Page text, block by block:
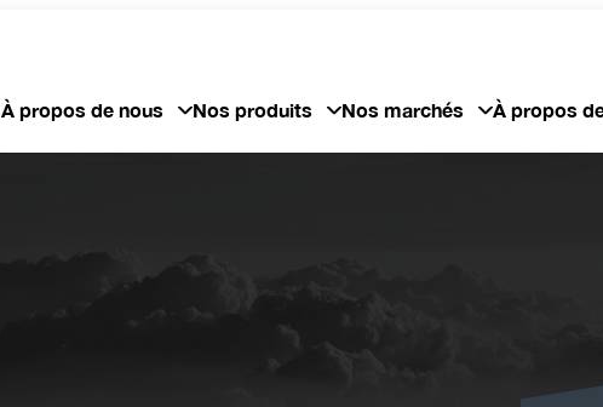
À propos de nous Nos produits Nos marchés À propos